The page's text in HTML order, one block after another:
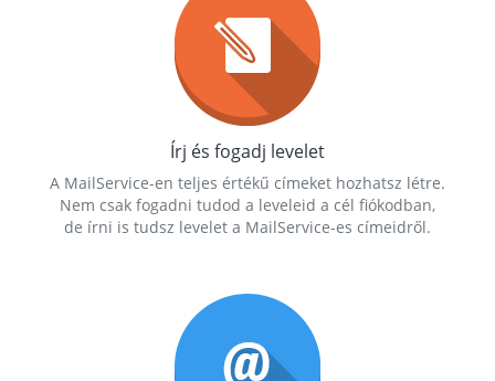
Írj és fogadj levelet
A MailService-en teljes értékű címeket hozhatsz létre.
Nem csak fogadni tudod a leveleid a cél fiókodban,
de írni is tudsz levelet a MailService-es címeidről.